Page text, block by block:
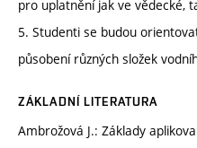
pro uplatnění jak ve vědecké,
5. Studenti se budou
působení různých složek
ZÁKLADNÍ LITERATURA
Ambrožová J.: Základy